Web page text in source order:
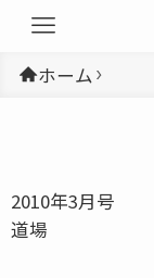
ホーム
2010年3月号
道場